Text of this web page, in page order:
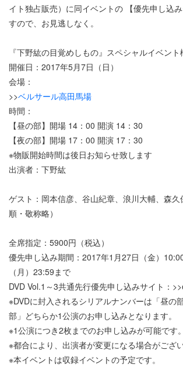
イト独占販売）に同イベントの 【優先申し込
すので、お見逃しなく。
『下野紘の目覚めしもの』スペシャルイベント
開催日：2017年5月7日（日）
会場：
>>ベルサール高田馬場
時間：
【昼の部】開場 14：00 開演 14：30
【夜の部】開場 17：00 開演 17：30
※物販開始時間は後日お知らせ致します
出演者：下野紘
ゲスト：岡本信彦、谷山紀章、浪川大輔、森
順・敬称略）
全席指定：5900円（税込）
優先申し込み期間：2017年1月27日（金）
（月）23:59まで
DVD Vol.1～3共通先行優先申し込みサイト：
※DVDに封入されるシリアルナンバーは「昼の
部」どちらか1公演のお申し込みとなります。
※1公演につき2枚までのお申し込みが可能です。
※都合により、出演者が変更になる場合がござい
※本イベントは収録イベントの予定です。